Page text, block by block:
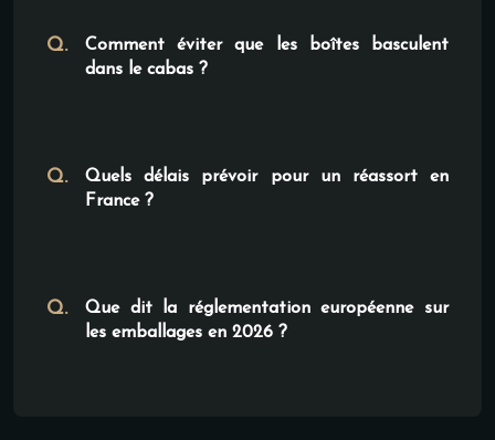
Comment éviter que les boîtes basculent
dans le cabas ?
Quels délais prévoir pour un réassort en
France ?
Que dit la réglementation européenne sur
les emballages en 2026 ?